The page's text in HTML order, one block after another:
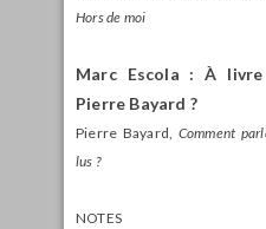
Hors de moi
Marc Escola : À
Pierre Bayard ?
Pierre Bayard, Comment
lus ?
NOTES